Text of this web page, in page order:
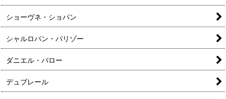
ショーヴネ・ショパン
シャルロパン・パリゾー
ダニエル・バロー
デュブレール